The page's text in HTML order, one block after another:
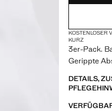
KOSTENLOSER
KURZ
3er-Pack.
Gerippte
DETAILS,